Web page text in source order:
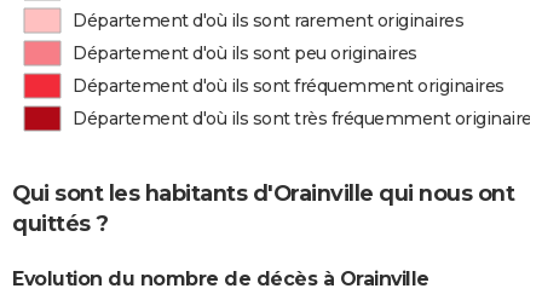
Département d'où ils sont rarement originaires
Département d'où ils sont peu originaires
Département d'où ils sont fréquemment originaires
Département d'où ils sont très fréquemment originaires
Qui sont les habitants d'Orainville qui nous ont
quittés ?
Evolution du nombre de décès à Orainville